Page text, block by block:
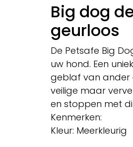
Big dog
geurloos
De Petsafe Big
uw hond. Een
geblaf van ander
veilige maar
en stoppen met
Kenmerken:
Kleur: Meerkleurig